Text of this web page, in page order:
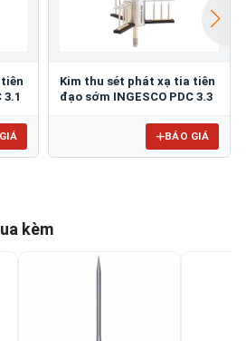
3.1
Kim thu sét phát xạ tia tiên
đạo sớm INGESCO PDC 3.3
BÁO GIÁ
kèm